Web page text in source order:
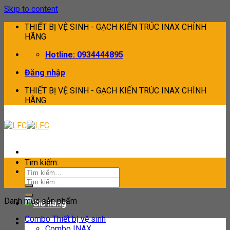
Skip to content
THIẾT BỊ VỆ SINH - GẠCH KIẾN TRÚC INAX CHÍNH
HÃNG
Hotline: 0934444895
Đăng nhập
THIẾT BỊ VỆ SINH - GẠCH KIẾN TRÚC INAX CHÍNH
HÃNG
Tìm kiếm:
Tìm kiếm:
Danh mục sản phẩm
Combo Thiết bị vệ sinh